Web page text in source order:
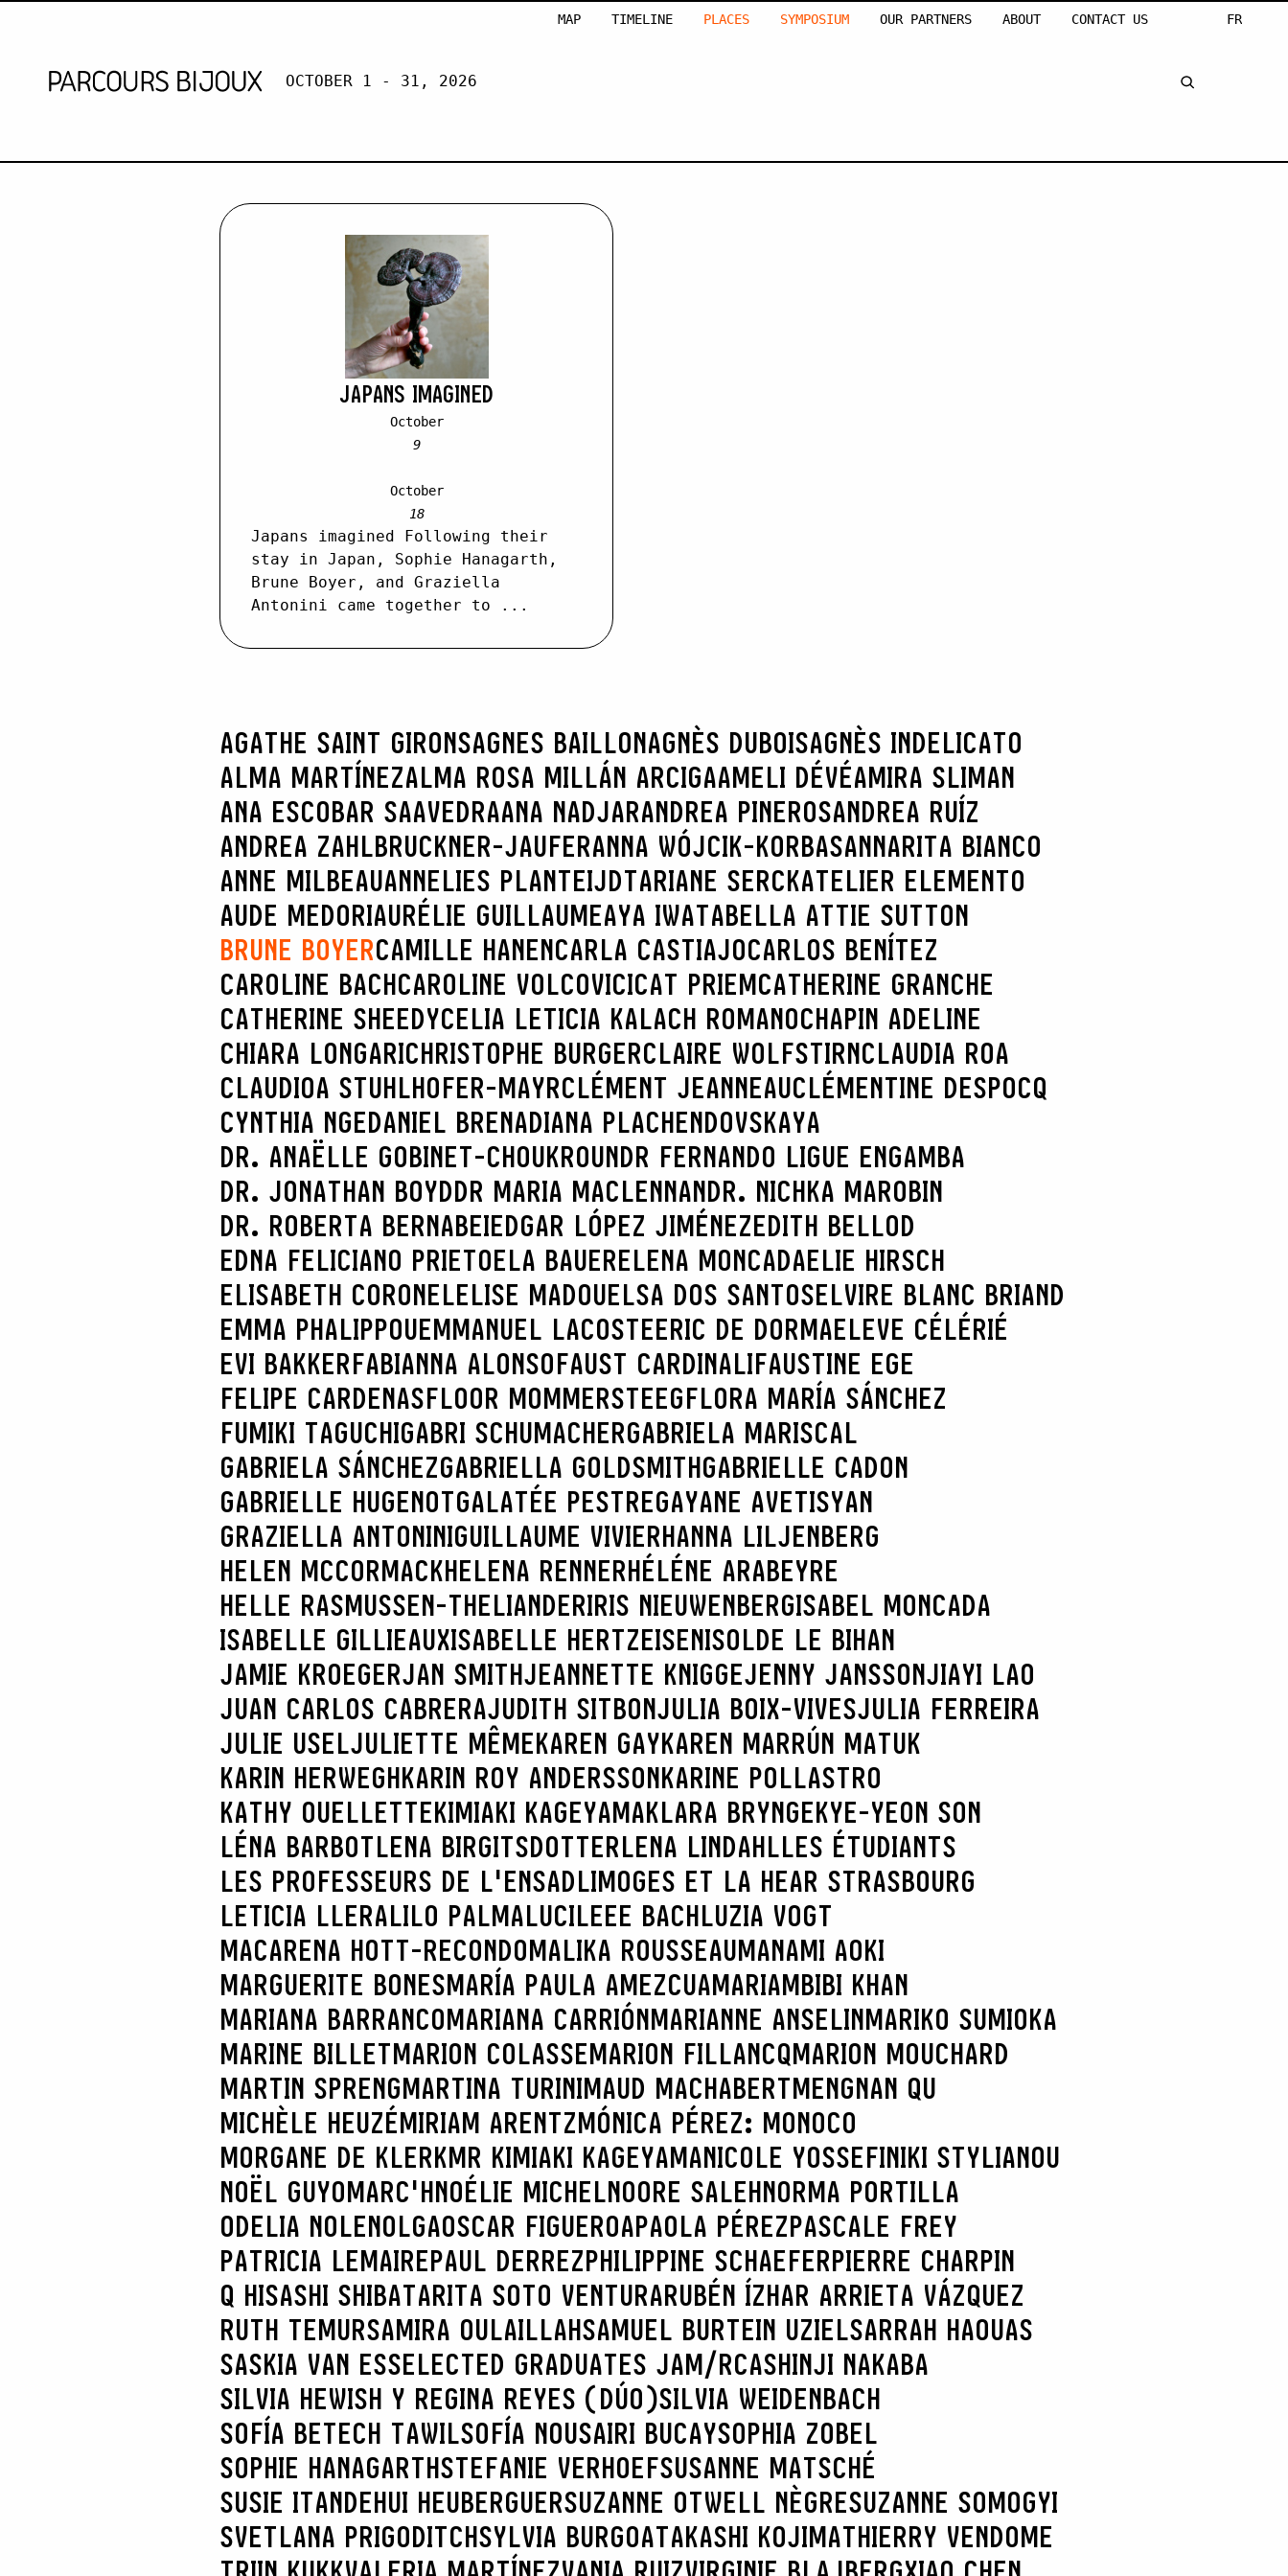
Retour au contenu OCTOBER 1 - 31, 2026
MAP TIMELINE PLACES SYMPOSIUM OUR PARTNERS ABOUT CONTACT US FR
BRUNE BOYER
JAPANS IMAGINED
October
9
October
18
Japans imagined Following their
stay in Japan, Sophie Hanagarth,
Brune Boyer, and Graziella
Antonini came together to ...
AGATHE SAINT GIRONSAGNES BAILLONAGNÈS DUBOISAGNÈS INDELICATO
ALMA MARTÍNEZALMA ROSA MILLÁN ARCIGAAMELI DÉVÉAMIRA SLIMAN
ANA ESCOBAR SAAVEDRAANA NADJARANDREA PINEROSANDREA RUÍZ
ANDREA ZAHLBRUCKNER-JAUFERANNA WÓJCIK-KORBASANNARITA BIANCO
ANNE MILBEAUANNELIES PLANTEIJDTARIANE SERCKATELIER ELEMENTO
AUDE MEDORIAURÉLIE GUILLAUMEAYA IWATABELLA ATTIE SUTTON
BRUNE BOYERCAMILLE HANENCARLA CASTIAJOCARLOS BENÍTEZ
CAROLINE BACHCAROLINE VOLCOVICICAT PRIEMCATHERINE GRANCHE
CATHERINE SHEEDYCELIA LETICIA KALACH ROMANOCHAPIN ADELINE
CHIARA LONGARICHRISTOPHE BURGERCLAIRE WOLFSTIRNCLAUDIA ROA
CLAUDIOA STUHLHOFER-MAYRCLÉMENT JEANNEAUCLÉMENTINE DESPOCQ
CYNTHIA NGEDANIEL BRENADIANA PLACHENDOVSKAYA
DR. ANAËLLE GOBINET-CHOUKROUNDR FERNANDO LIGUE ENGAMBA
DR. JONATHAN BOYDDR MARIA MACLENNANDR. NICHKA MAROBIN
DR. ROBERTA BERNABEIEDGAR LÓPEZ JIMÉNEZEDITH BELLOD
EDNA FELICIANO PRIETOELA BAUERELENA MONCADAELIE HIRSCH
ELISABETH CORONELELISE MADOUELSA DOS SANTOSELVIRE BLANC BRIAND
EMMA PHALIPPOUEMMANUEL LACOSTEERIC DE DORMAELEVE CÉLÉRIÉ
EVI BAKKERFABIANNA ALONSOFAUST CARDINALIFAUSTINE EGE
FELIPE CARDENASFLOOR MOMMERSTEEGFLORA MARÍA SÁNCHEZ
FUMIKI TAGUCHIGABRI SCHUMACHERGABRIELA MARISCAL
GABRIELA SÁNCHEZGABRIELLA GOLDSMITHGABRIELLE CADON
GABRIELLE HUGENOTGALATÉE PESTREGAYANE AVETISYAN
GRAZIELLA ANTONINIGUILLAUME VIVIERHANNA LILJENBERG
HELEN MCCORMACKHELENA RENNERHÉLÉNE ARABEYRE
HELLE RASMUSSEN-THELIANDERIRIS NIEUWENBERGISABEL MONCADA
ISABELLE GILLIEAUXISABELLE HERTZEISENISOLDE LE BIHAN
JAMIE KROEGERJAN SMITHJEANNETTE KNIGGEJENNY JANSSONJIAYI LAO
JUAN CARLOS CABRERAJUDITH SITBONJULIA BOIX-VIVESJULIA FERREIRA
JULIE USELJULIETTE MÊMEKAREN GAYKAREN MARRÚN MATUK
KARIN HERWEGHKARIN ROY ANDERSSONKARINE POLLASTRO
KATHY OUELLETTEKIMIAKI KAGEYAMAKLARA BRYNGEKYE-YEON SON
LÉNA BARBOTLENA BIRGITSDOTTERLENA LINDAHLLES ÉTUDIANTS
LES PROFESSEURS DE L'ENSADLIMOGES ET LA HEAR STRASBOURG
LETICIA LLERALILO PALMALUCILEEE BACHLUZIA VOGT
MACARENA HOTT-RECONDOMALIKA ROUSSEAUMANAMI AOKI
MARGUERITE BONESMARÍA PAULA AMEZCUAMARIAMBIBI KHAN
MARIANA BARRANCOMARIANA CARRIÓNMARIANNE ANSELINMARIKO SUMIOKA
MARINE BILLETMARION COLASSEMARION FILLANCQMARION MOUCHARD
MARTIN SPRENGMARTINA TURINIMAUD MACHABERTMENGNAN QU
MICHÈLE HEUZÉMIRIAM ARENTZMÓNICA PÉREZ: MONOCO
MORGANE DE KLERKMR KIMIAKI KAGEYAMANICOLE YOSSEFINIKI STYLIANOU
NOËL GUYOMARC'HNOÉLIE MICHELNOORE SALEHNORMA PORTILLA
ODELIA NOLENOLGAOSCAR FIGUEROAPAOLA PÉREZPASCALE FREY
PATRICIA LEMAIREPAUL DERREZPHILIPPINE SCHAEFERPIERRE CHARPIN
Q HISASHI SHIBATARITA SOTO VENTURARUBÉN ÍZHAR ARRIETA VÁZQUEZ
RUTH TEMURSAMIRA OULAILLAHSAMUEL BURTEIN UZIELSARRAH HAOUAS
SASKIA VAN ESSELECTED GRADUATES JAM/RCASHINJI NAKABA
SILVIA HEWISH Y REGINA REYES (DÚO)SILVIA WEIDENBACH
SOFÍA BETECH TAWILSOFÍA NOUSAIRI BUCAYSOPHIA ZOBEL
SOPHIE HANAGARTHSTEFANIE VERHOEFSUSANNE MATSCHÉ
SUSIE ITANDEHUI HEUBERGUERSUZANNE OTWELL NÈGRESUZANNE SOMOGYI
SVETLANA PRIGODITCHSYLVIA BURGOATAKASHI KOJIMATHIERRY VENDOME
SEARCH :